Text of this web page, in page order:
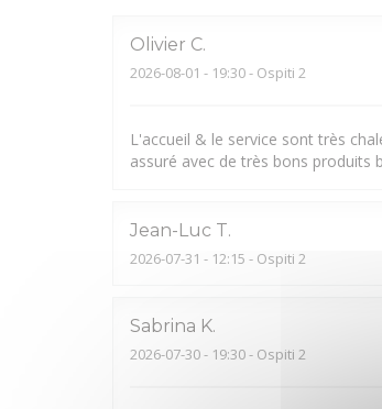
Olivier C
2026-08-01 - 19:30 - Ospiti 2
L'accueil & le service sont très
assuré avec de très bons produits
Jean-Luc T
2026-07-31 - 12:15 - Ospiti 2
Sabrina K
2026-07-30- 19:30 - Ospiti 2